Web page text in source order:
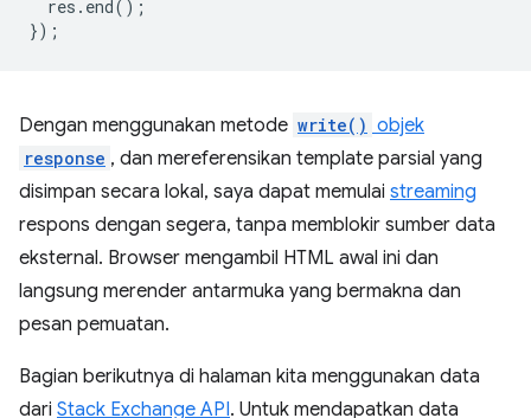
res . end();
});
Dengan menggunakan metode write() objek
response , dan mereferensikan template parsial yang
disimpan secara lokal, saya dapat memulai streaming
respons dengan segera, tanpa memblokir sumber data
eksternal. Browser mengambil HTML awal ini dan
langsung merender antarmuka yang bermakna dan
pesan pemuatan.
Bagian berikutnya di halaman kita menggunakan data
dari Stack Exchange API. Untuk mendapatkan data